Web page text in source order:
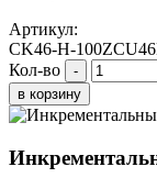
Артикул:
CK46-H-
Кол-во
-
в корзину